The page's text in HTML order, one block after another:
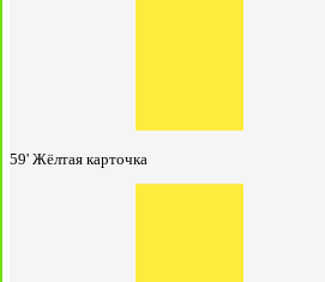
59' Жёлтая карточка